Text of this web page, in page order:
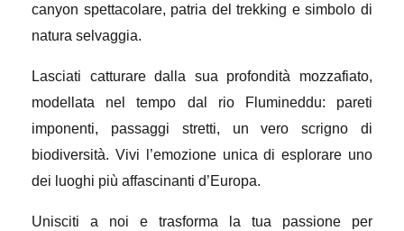
canyon spettacolare, patria del trekking e simbolo di
natura selvaggia.
Lasciati catturare dalla sua profondità mozzafiato,
modellata nel tempo dal rio Flumineddu: pareti
imponenti, passaggi stretti, un vero scrigno di
biodiversità. Vivi l’emozione unica di esplorare uno
dei luoghi più affascinanti d’Europa.
Unisciti a noi e trasforma la tua passione per